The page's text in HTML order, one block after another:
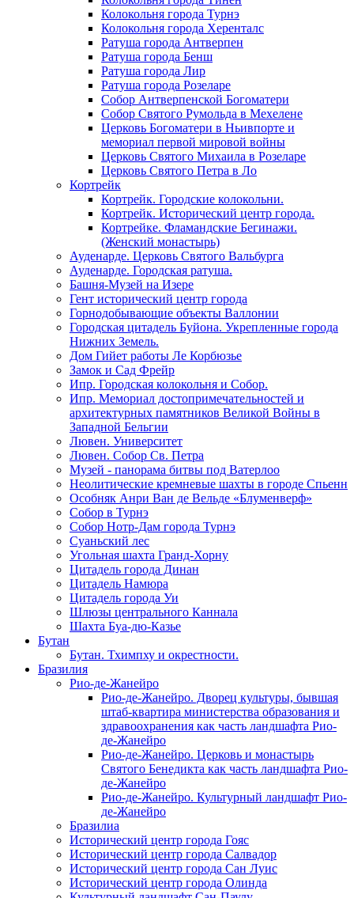
Колокольня города Турнэ
Колокольня города Херенталс
Ратуша города Антверпен
Ратуша города Бенш
Ратуша города Лир
Ратуша города Розеларе
Собор Антверпенской Богоматери
Собор Святого Румольда в Мехелене
Церковь Богоматери в Ньивпорте и
мемориал первой мировой войны
Церковь Святого Михаила в Розеларе
Церковь Святого Петра в Ло
Кортрейк
Кортрейк. Городские колокольни.
Кортрейк. Исторический центр города.
Кортрейке. Фламандские Бегинажи.
(Женский монастырь)
Ауденарде. Церковь Святого Вальбурга
Ауденарде. Городская ратуша.
Башня-Музей на Изере
Гент исторический центр города
Горнодобывающие объекты Валлонии
Городская цитадель Буйона. Укрепленные города
Нижних Земель.
Дом Гийет работы Ле Корбюзье
Замок и Сад Фрейр
Ипр. Городская колокольня и Собор.
Ипр. Мемориал достопримечательностей и
архитектурных памятников Великой Войны в
Западной Бельгии
Лювен. Университет
Лювен. Собор Св. Петра
Музей - панорама битвы под Ватерлоо
Неолитические кремневые шахты в городе Спьенн
Особняк Анри Ван де Вельде «Блуменверф»
Собор в Турнэ
Собор Нотр-Дам города Турнэ
Суаньский лес
Угольная шахта Гранд-Хорну
Цитадель города Динан
Цитадель Намюра
Цитадель города Уи
Шлюзы центрального Каннала
Шахта Буа-дю-Казье
Бутан
Бутан. Тхимпху и окрестности.
Бразилия
Рио-де-Жанейро
Рио-де-Жанейро. Дворец культуры, бывшая
штаб-квартира министерства образования и
здравоохранения как часть ландшафта Рио-
де-Жанейро
Рио-де-Жанейро. Церковь и монастырь
Святого Бенедикта как часть ландшафта Рио-
де-Жанейро
Рио-де-Жанейро. Культурный ландшафт Рио-
де-Жанейро
Бразилиа
Исторический центр города Гояс
Исторический центр города Салвадор
Исторический центр города Сан Луис
Исторический центр города Олинда